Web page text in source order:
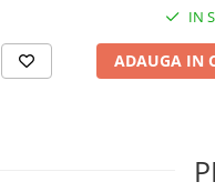
IN
ADAUGA IN